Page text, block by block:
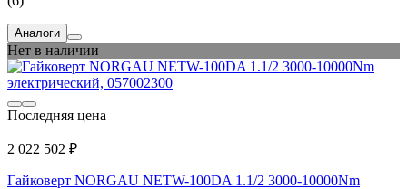
Аналоги
Нет в наличии
Последняя цена
2 022 502 ₽
Гайковерт NORGAU NETW-100DA 1.1/2 3000-10000Nm